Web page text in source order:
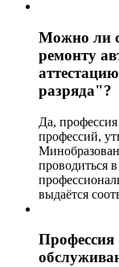
Можно ли
ремонту
разряда"?
Да,
профессий,
проводиться
выдаётся